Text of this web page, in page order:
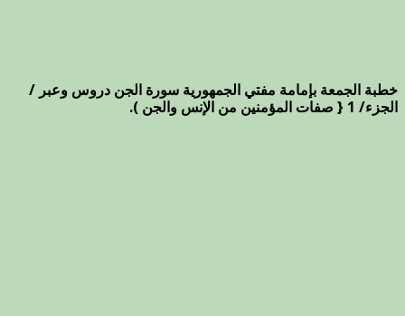
خطبة الجمعة بإمامة مفتي الجمهورية سورة الجن دروس وعبر /
الجزء/ 1 { صفات المؤمنين من الإنس والجن ).